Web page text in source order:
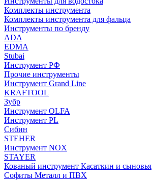
Комплекты инструмента
Комплекты инструмента для фальца
Инструменты по бренду
ADA
EDMA
Stubai
Инструмент РФ
Прочие инструменты
Инструмент Grand Line
KRAFTOOL
Зубр
Инструмент OLFA
Инструмент PL
Сибин
STEHER
Инструмент NOX
STAYER
Кованый инструмент Касаткин и сыновья
Софиты Металл и ПВХ